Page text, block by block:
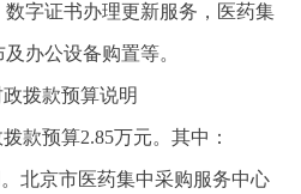
字证书办理更新服务，医药集
办公设备购置等。
拨款预算说明
款预算2.85万元。其中：
北京市医药集中采购服务中心